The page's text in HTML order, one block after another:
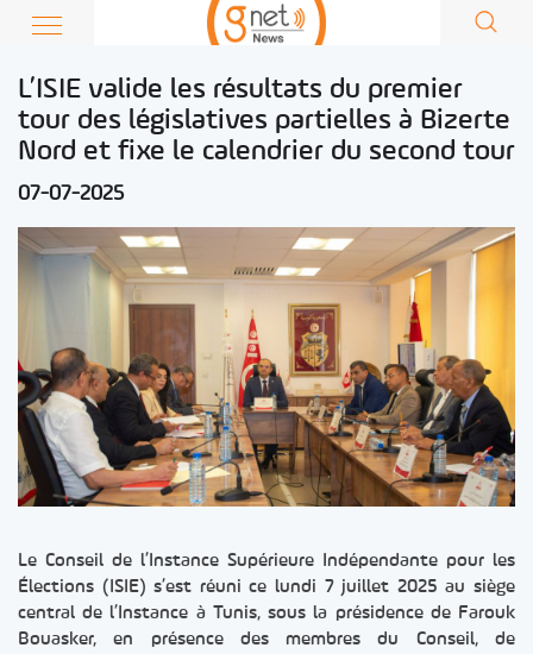
L’ISIE valide les résultats du premier
tour des législatives partielles à Bizerte
Nord et fixe le calendrier du second tour
07-07-2025
Le Conseil de l’Instance Supérieure Indépendante pour les
Élections (ISIE) s’est réuni ce lundi 7 juillet 2025 au siège
central de l’Instance à Tunis, sous la présidence de Farouk
Bouasker, en présence des membres du Conseil, de